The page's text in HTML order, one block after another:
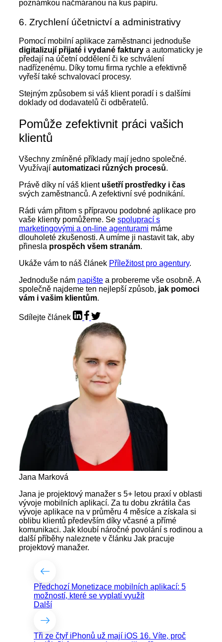
poznámkou načmáranou na kus papíru.
6. Zrychlení účetnictví a administrativy
Pomocí mobilní aplikace zaměstnanci jednoduše
digitalizují přijaté i vydané faktury a automaticky je
předají na účetní oddělení či ke schválení
nadřízenému. Díky tomu firma rychle a efektivně
vyřeší také schvalovací procesy.
Stejným způsobem si váš klient poradí i s dalšími
doklady od dodavatelů či odběratelů.
Pomůže zefektivnit práci vašich
klientů
Všechny zmíněné příklady mají jedno společné.
Využívají automatizaci různých procesů.
Právě díky ní váš klient ušetří prostředky i čas
svých zaměstnanců. A zefektivní své podnikání.
Rádi vám přitom s přípravou podobné aplikace pro
vaše klienty pomůžeme. Se spoluprací s
marketingovými a on-line agenturami máme
dlouholeté zkušenosti. A umíme ji nastavit tak, aby
přinesla prospěch všem stranám.
Ukáže vám to náš článek Příležitost pro agentury.
Jednoduše nám napište a probereme vše osobně. A
společně najdeme ten nejlepší způsob, jak pomoci
vám i vašim klientům.
Sdílejte článek
Jana Marková
Jana je projektový manažer s 5+ letou praxí v oblasti
vývoje mobilních aplikací. Za tu dobu zkrátila čas
vývoje aplikace na v průměru 4 měsíce a získala si
oblibu klientů především díky včasné a přímé
komunikaci. Jak kloubí náročné povolání s rodinou a
další příběhy naleznete v článku Jak pracuje
projektový manažer.
Předchozí Monetizace mobilních aplikací: 5
možností, které se vyplatí využít
Další
Tři ze čtyř iPhonů už mají iOS 16. Víte, proč